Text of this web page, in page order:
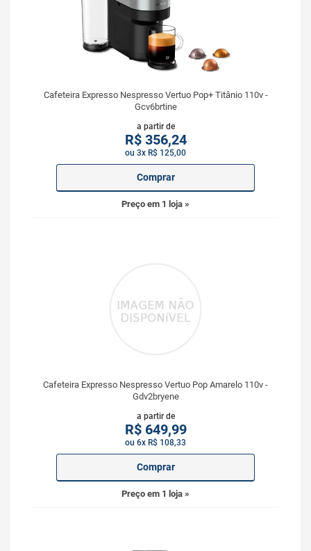
Cafeteira Expresso Nespresso Vertuo Pop+ Titânio 110v -
Gcv6brtine
a partir de
R$356,24
ou 3x R$ 125,00
Comprar
Preço em 1 loja »
Cafeteira Expresso Nespresso Vertuo Pop Amarelo 110v -
Gdv2bryene
a partir de
R$649,99
ou 6x R$ 108,33
Comprar
Preço em 1 loja »